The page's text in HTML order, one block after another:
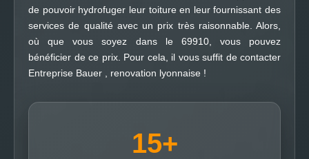
de pouvoir hydrofuger leur toiture en leur fournissant des
services de qualité avec un prix très raisonnable. Alors,
où que vous soyez dans le 69910, vous pouvez
bénéficier de ce prix. Pour cela, il vous suffit de contacter
Entreprise Bauer , renovation lyonnaise !
15+